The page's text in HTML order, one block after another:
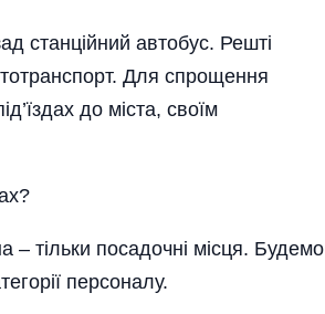
станційний автобус. Решті
Для спрощення
до міста, своїм
тільки посадочні місця. Будемо
персоналу.